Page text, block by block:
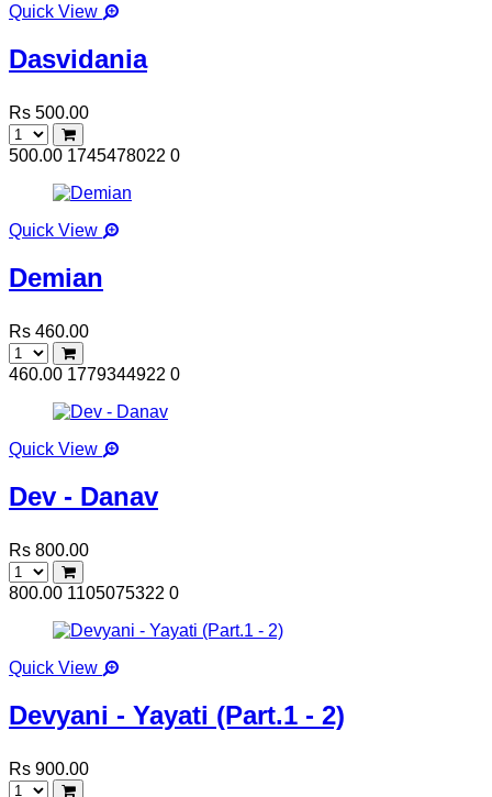
Quick View
Dasvidania
Rs 500.00
500.00 1745478022 0
Quick View
Demian
Rs 460.00
460.00 1779344922 0
Quick View
Dev - Danav
Rs 800.00
800.00 1105075322 0
Quick View
Devyani - Yayati (Part.1 - 2)
Rs 900.00